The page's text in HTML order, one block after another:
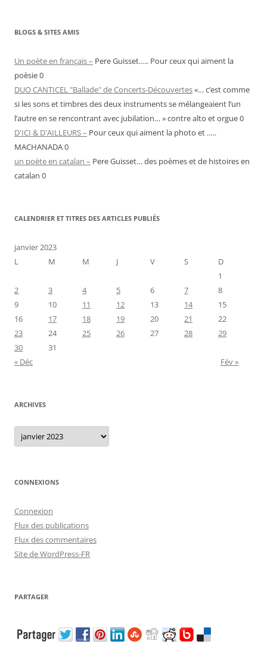
BLOGS & SITES AMIS
Un poète en français – Pere Guisset….. Pour ceux qui aiment la
poèsie 0
DUO CANTICEL "Ballade" de Concerts-Découvertes«… c’est comme
si les sons et timbres des deux instruments se mélangeaient l’un
l’autre en se rencontrant avec jubilation… » contre alto et orgue 0
D'ICI & D'AILLEURS – Pour ceux qui aiment la photo et …..
MACHANADA 0
un poète en catalan – Pere Guisset… des poèmes et de histoires en
catalan 0
CALENDRIER ET TITRES DES ARTICLES PUBLIÉS
janvier 2023
L
M M J V S
D
1
2
3 4 5 6 7
8
9
10 11 12 13 14
15
16
17 18 19 20 21
22
23
24 25 26 27 28
29
30
31
« Déc
Fév »
ARCHIVES
Archives
CONNEXIONS
Connexion
Flux des publications
Flux des commentaires
Site de WordPress-FR
PARTAGER